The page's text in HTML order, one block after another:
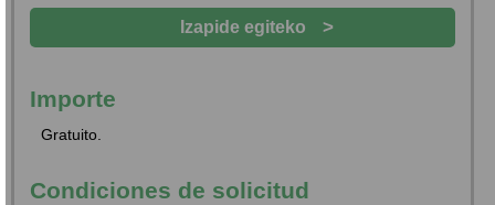
Izapide egiteko >
Importe
Gratuito.
Condiciones de solicitud